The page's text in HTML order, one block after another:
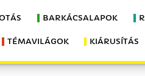
BARKÁCSALAPOK
TÉMAVILÁGOK KIÁRUSÍTÁS